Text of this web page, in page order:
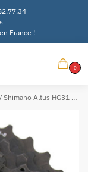
France !
0
Altus HG31 11-30d